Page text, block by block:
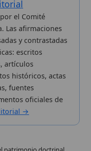
entradas
recientes
tu web